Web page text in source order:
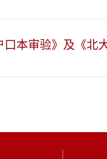
口本审验》及《北